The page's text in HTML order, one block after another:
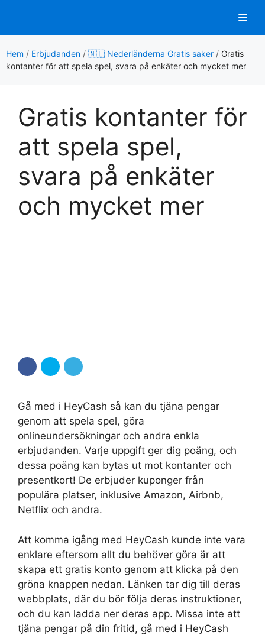
innehåll
Hem / Erbjudanden / 🇳🇱 Nederländerna Gratis saker / Gratis
kontanter för att spela spel, svara på enkäter och mycket mer
Gratis kontanter för
att spela spel,
svara på enkäter
och mycket mer
Gå med i HeyCash så kan du tjäna pengar
genom att spela spel, göra
onlineundersökningar och andra enkla
erbjudanden. Varje uppgift ger dig poäng, och
dessa poäng kan bytas ut mot kontanter och
presentkort! De erbjuder kuponger från
populära platser, inklusive Amazon, Airbnb,
Netflix och andra.
Att komma igång med HeyCash kunde inte vara
enklare eftersom allt du behöver göra är att
skapa ett gratis konto genom att klicka på den
gröna knappen nedan. Länken tar dig till deras
webbplats, där du bör följa deras instruktioner,
och du kan ladda ner deras app. Missa inte att
tjäna pengar på din fritid, gå med i HeyCash